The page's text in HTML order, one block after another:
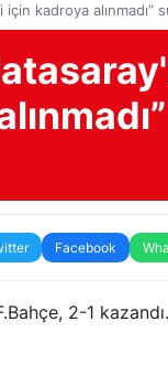
kadroya alınmadı”
Facebook
2-1